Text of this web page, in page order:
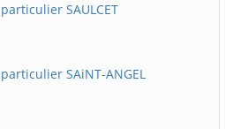
SAULCET
SAiNT-ANGEL